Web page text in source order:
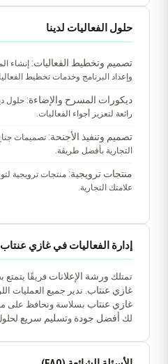
حلول الفعاليات لدينا
تصميم وتخطيط الفعاليات: إنشاء
وإعداد البرنامج وخدمات تخطيط
ديكورات المسرح والإضاءة: حلول
رائعة لتعزيز أجواء الفعاليات.
تصميم وتنفيذ الأجنحة: تصميمات
التجارية بأفضل طريقة.
منتجات ترويجية: منتجات ترويجية
علامتك التجارية.
إدارة الفعاليات في غازي عنتاب
تمتلك ورشة الإعلانات فريقًا يتمتع
غازي عنتاب. ندير جميع العمليات
غازي عنتاب بسلاسة ونحافظ على
لك أفضل جودة وتسليم سريع